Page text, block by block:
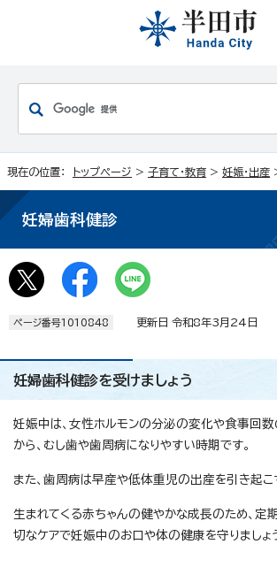
現在の位置： トップページ > 子育て・教育 > 妊娠・出産
妊婦歯科健診
ページ番号1010848 更新日 令和8年3月24日
妊婦歯科健診を受けましょう
妊娠中は、女性ホルモンの分泌の変化や食事回数
から、むし歯や歯周病になりやすい時期です。
また、歯周病は早産や低体重児の出産を引き起こ
生まれてくる赤ちゃんの健やかな成長のため、定
切なケアで妊娠中のお口や体の健康を守りましょ